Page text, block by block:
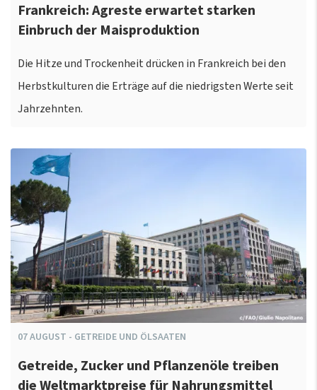
Frankreich: Agreste erwartet starken
Einbruch der Maisproduktion
Die Hitze und Trockenheit drücken in Frankreich bei den
Herbstkulturen die Erträge auf die niedrigsten Werte seit
Jahrzehnten.
07AUGUST - GETREIDE UND ÖLSAATEN
Getreide, Zucker und Pflanzenöle treiben
die Weltmarktpreise für Nahrungsmittel